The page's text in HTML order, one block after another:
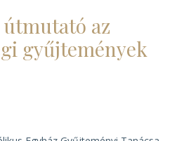
az
gyűjtemények